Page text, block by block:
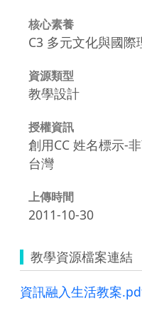
核心素養
C3 多元文化與國際
資源類型
教學設計
授權資訊
創用CC 姓名標示-
台灣
上傳時間
2011-10-30
教學資源檔案連結
資訊融入生活教案